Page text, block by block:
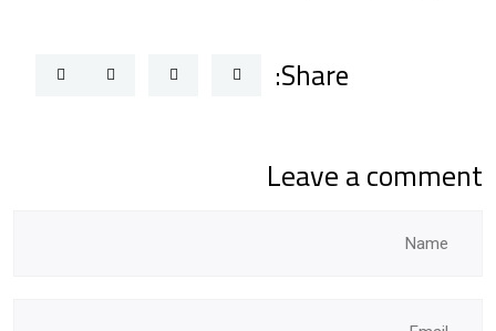
Share:
Leave a comment